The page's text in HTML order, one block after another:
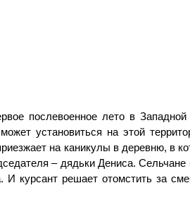
послевоенное лето в Западной
установиться на этой
на каникулы в деревню, в
– дядьки Дениса. Сельчане
курсант решает отомстить за